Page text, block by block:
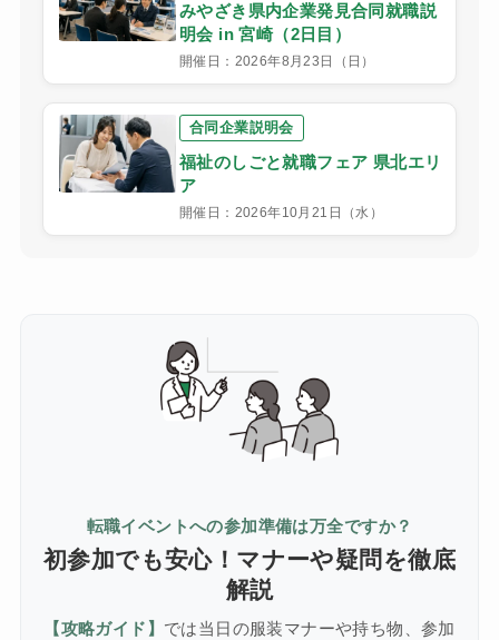
みやざき県内企業発見合同就職説
明会 in 宮崎（2日目）
開催日：2026年8月23日（日）
合同企業説明会
福祉のしごと就職フェア 県北エリ
ア
開催日：2026年10月21日（水）
転職イベントへの参加準備は万全ですか？
初参加でも安心！マナーや疑問を徹底
解説
【攻略ガイド】 では当日の服装マナーや持ち物、参加